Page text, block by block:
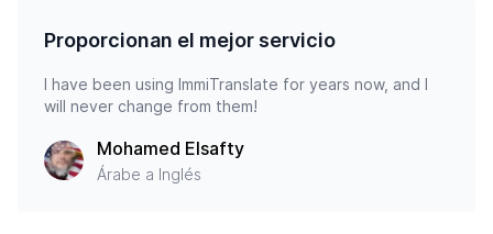
Proporcionan el mejor servicio
I have been using ImmiTranslate for years now, and I
will never change from them!
Mohamed Elsafty
Árabe a Inglés